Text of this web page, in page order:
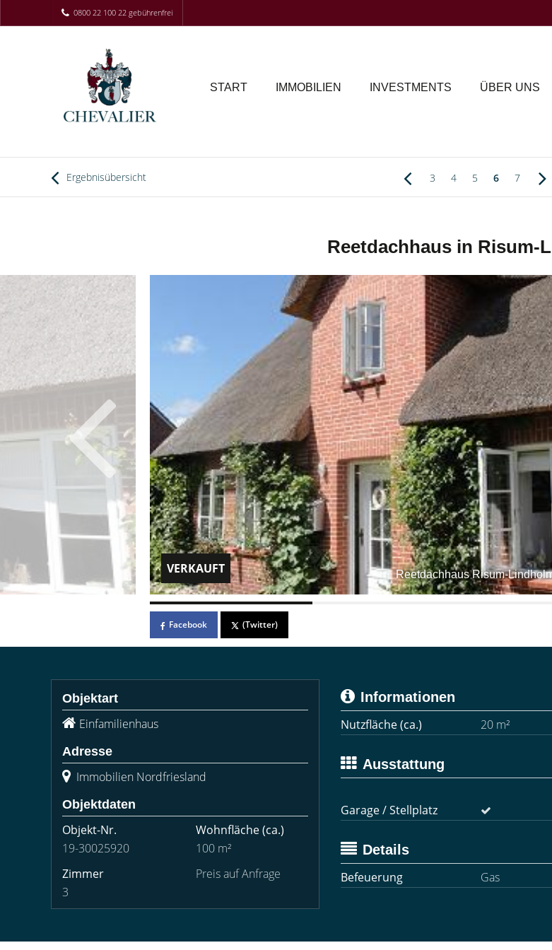
0800 22 100 22 gebührenfrei
START IMMOBILIEN INVESTMENTS ÜBER UNS
Ergebnisübersicht 3 4 5 6 7
Reetdachhaus in Risum-
Reetdachhaus Risum-
VERKAUFT
Facebook (Twitter)
Objektart
Einfamilienhaus
Adresse
Immobilien Nordfriesland
Objektdaten
Objekt-Nr.
19-30025920
Wohnfläche(ca.)
100 m²
Zimmer
3
Preis auf Anfrage
Informationen
Nutzfläche (ca.)
20 m²
Ausstattung
Garage / Stellplatz
Details
Befeuerung
Gas